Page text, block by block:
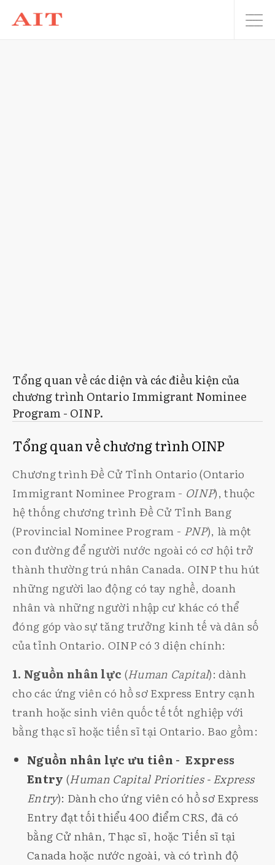
Tổng quan về các diện và các điều kiện của
chương trình Ontario Immigrant Nominee
Program - OINP.
Tổng quan về chương trình OINP
Chương trình Đề Cử Tỉnh Ontario (Ontario
Immigrant Nominee Program - OINP), thuộc
hệ thống chương trình Đề Cử Tỉnh Bang
(Provincial Nominee Program - PNP), là một
con đường để người nước ngoài có cơ hội trở
thành thường trú nhân Canada. OINP thu hút
những người lao động có tay nghề, doanh
nhân và những người nhập cư khác có thể
đóng góp vào sự tăng trưởng kinh tế và dân số
của tỉnh Ontario. OINP có 3 diện chính:
1. Nguồn nhân lực (Human Capital): dành
cho các ứng viên có hồ sơ Express Entry cạnh
tranh hoặc sinh viên quốc tế tốt nghiệp với
bằng thạc sĩ hoặc tiến sĩ tại Ontario. Bao gồm:
Nguồn nhân lực ưu tiên - Express
Entry (Human Capital Priorities - Express
Entry): Dành cho ứng viên có hồ sơ Express
Entry đạt tối thiểu 400 điểm CRS, đã có
bằng Cử nhân, Thạc sĩ, hoặc Tiến sĩ tại
Canada hoặc nước ngoài, và có trình độ